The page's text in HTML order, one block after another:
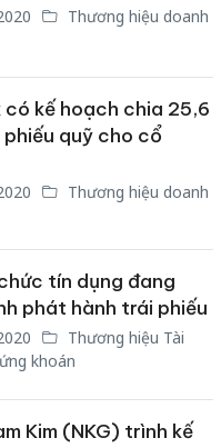
Thương hiệu doanh
có kế hoạch chia 25,6
quỹ cho cổ
Thương hiệu doanh
tín dụng đang
phát hành trái phiếu
Thương hiệu Tài
khoán
Kim (NKG) trình kế